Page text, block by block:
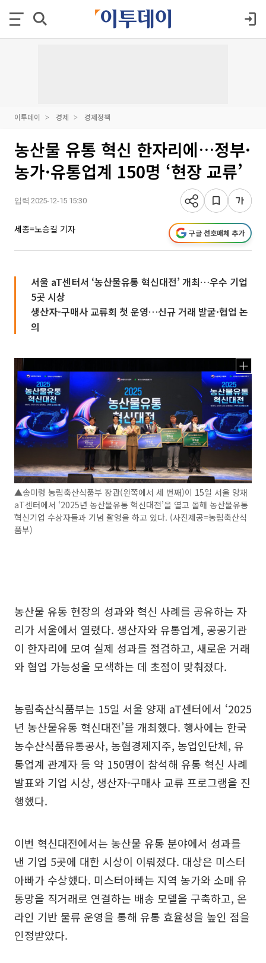
이투데이 경제 경제정책
농산물 유통 혁신 한자리에…정부·
농가·유통업계 150명 ‘현장 교류’
입력 2025-12-15 15:30
세종=노승길 기자 구글 선호매체 추가
서울 aT센터서 ‘농산물유통 혁신대전’ 개최…우수 기업
5곳 시상
생산자-구매사 교류회 첫 운영…신규 거래 발굴·협업 논
의
▲송미령 농림축산식품부 장관(왼쪽에서 세 번째)이 15일 서울 양재
aT센터에서 ‘2025년 농산물유통 혁신대전’을 열고 올해 농산물유통
혁신기업 수상자들과 기념 촬영을 하고 있다. (사진제공=농림축산식
품부)
농산물 유통 현장의 성과와 혁신 사례를 공유하는 자
리가 서울에서 열렸다. 생산자와 유통업계, 공공기관
이 한자리에 모여 실제 성과를 점검하고, 새로운 거래
와 협업 가능성을 모색하는 데 초점이 맞춰졌다.
농림축산식품부는 15일 서울 양재 aT센터에서 ‘2025
년 농산물유통 혁신대전’을 개최했다. 행사에는 한국
농수산식품유통공사, 농협경제지주, 농업인단체, 유
통업계 관계자 등 약 150명이 참석해 유통 혁신 사례
발표와 기업 시상, 생산자-구매사 교류 프로그램을 진
행했다.
이번 혁신대전에서는 농산물 유통 분야에서 성과를
낸 기업 5곳에 대한 시상이 이뤄졌다. 대상은 미스터
아빠가 수상했다. 미스터아빠는 지역 농가와 소매 유
통망을 직거래로 연결하는 배송 모델을 구축하고, 온
라인 기반 물류 운영을 통해 유통 효율성을 높인 점을
인정받았다.